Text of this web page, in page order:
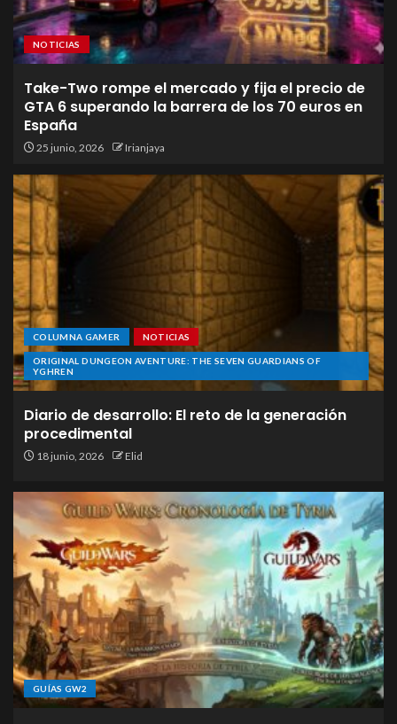
NOTICIAS
Take-Two rompe el mercado y fija el precio de
GTA 6 superando la barrera de los 70 euros en
España
25 junio, 2026 Irianjaya
COLUMNA GAMER NOTICIAS
ORIGINAL DUNGEON AVENTURE: THE SEVEN GUARDIANS OF
YGHREN
Diario de desarrollo: El reto de la generación
procedimental
18 junio, 2026 Elid
GUÍAS GW2